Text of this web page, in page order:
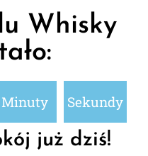
Whisky
Minuty Sekundy
już dziś!